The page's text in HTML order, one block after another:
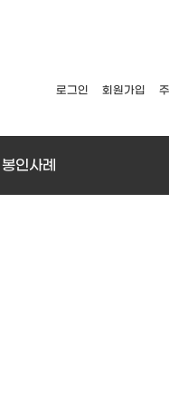
로그인 회원가입
봉인사례